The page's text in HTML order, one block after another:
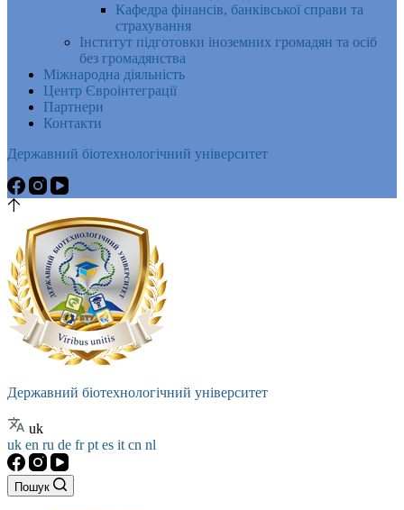
Кафедра фінансів, банківської справи та
страхування
Інститут підготовки іноземних громадян та осіб
без громадянства
Міжнародна діяльність
Центр Євроінтеграції
Партнери
Контакти
Державний біотехнологічний університет
Державний біотехнологічний університет
uk
uk en ru de frpt es it cn nl
Пошук